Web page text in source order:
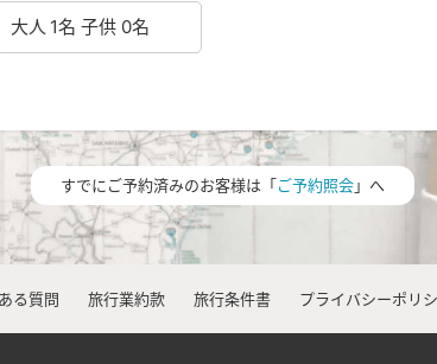
すでにご予約済みのお客様は「ご予約照会」へ
る質問 旅行業約款 旅行条件書 プライバシーポリ